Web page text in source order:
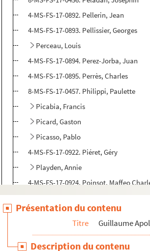
4-MS-FS-17-0892. Pellerin, Jean
4-MS-FS-17-0893. Pellissier, Georges
Perceau, Louis
4-MS-FS-17-0894. Perez-Jorba, Juan
4-MS-FS-17-0895. Perrès, Charles
8-MS-FS-17-0457. Philippi, Paulette
Picabia, Francis
Picard, Gaston
Picasso, Pablo
4-MS-FS-17-0922. Piéret, Géry
Playden, Annie
4-MS-FS-17-0924. Poinsot, Maffeo
8-MS-FS-17-0509. Poiret, Paul
4-MS-FS-17-0925. Pons, Michel
Poulenc, Francis
Poullain, Edmond-Marie
Présentation du contenu
Titre Guillaume
Description du contenu